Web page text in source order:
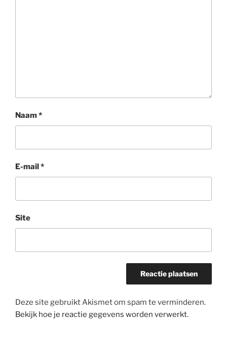
Naam*
E-mail*
Site
Deze site gebruikt Akismet om spam te verminderen.
Bekijk hoe je reactie gegevens worden verwerkt.